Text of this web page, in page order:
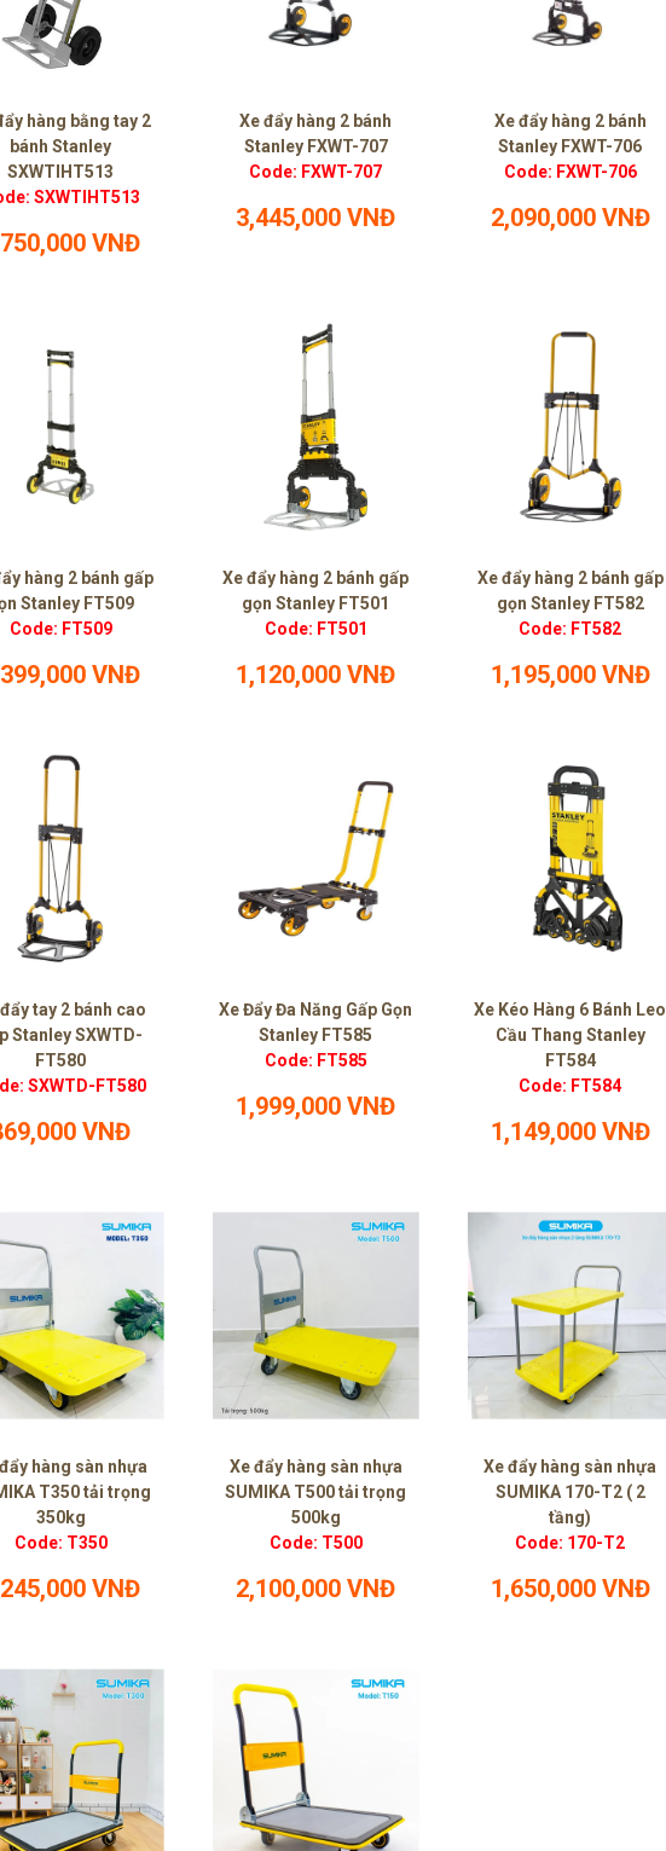
hàng bằng tay 2
bánh Stanley
SXWTIHT513
SXWTIHT513
VNĐ
Xe đẩy hàng 2 bánh
Stanley FXWT-707
Code: FXWT-707
3,445,000 VNĐ
Xe đẩy hàng 2 bánh
Stanley FXWT-706
Code: FXWT-706
2,090,000 VNĐ
hàng 2 bánh gấp
Stanley FT509
Code: FT509
VNĐ
Xe đẩy hàng 2 bánh gấp
gọn Stanley FT501
Code: FT501
1,120,000 VNĐ
Xe đẩy hàng 2 bánh gấp
gọn Stanley FT582
Code: FT582
1,195,000 VNĐ
tay 2 bánh cao
Stanley SXWTD-
FT580
SXWTD-FT580
VNĐ
Xe Đẩy Đa Năng Gấp Gọn
Stanley FT585
Code: FT585
1,999,000 VNĐ
Xe Kéo Hàng 6 Bánh Leo
Cầu Thang Stanley
FT584
Code: FT584
1,149,000 VNĐ
hàng sàn nhựa
T350 tải trọng
350kg
Code: T350
VNĐ
Xe đẩy hàng sàn nhựa
SUMIKA T500 tải trọng
500kg
Code: T500
2,100,000 VNĐ
Xe đẩy hàng sàn nhựa
SUMIKA 170-T2 ( 2
tầng)
Code: 170-T2
1,650,000 VNĐ